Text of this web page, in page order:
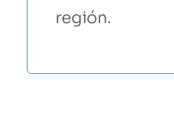
región.